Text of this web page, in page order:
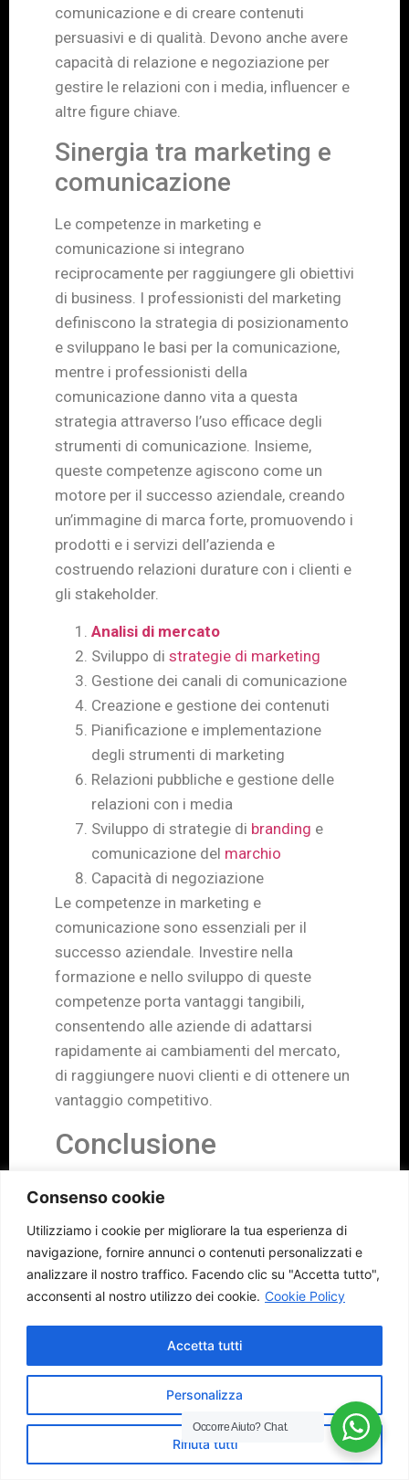
Consenso cookie
Utilizziamo i cookie per migliorare la tua esperienza di
navigazione, fornire annunci o contenuti personalizzati e
analizzare il nostro traffico. Facendo clic su "Accetta tutto",
acconsenti al nostro utilizzo dei cookie. Cookie Policy
Personalizza
Rifiuta tutti
Accetta tutti
comunicazione e di creare contenuti
persuasivi e di qualità. Devono anche avere
capacità di relazione e negoziazione per
gestire le relazioni con i media, influencer e
altre figure chiave.
Sinergia tra marketing e
comunicazione
Le competenze in marketing e
comunicazione si integrano
reciprocamente per raggiungere gli obiettivi
di business. I professionisti del marketing
definiscono la strategia di posizionamento
e sviluppano le basi per la comunicazione,
mentre i professionisti della
comunicazione danno vita a questa
strategia attraverso l’uso efficace degli
strumenti di comunicazione. Insieme,
queste competenze agiscono come un
motore per il successo aziendale, creando
un’immagine di marca forte, promuovendo i
prodotti e i servizi dell’azienda e
costruendo relazioni durature con i clienti e
gli stakeholder.
Analisi di mercato
Sviluppo di strategie di marketing
Gestione dei canali di comunicazione
Creazione e gestione dei contenuti
Pianificazione e implementazione
degli strumenti di marketing
Relazioni pubbliche e gestione delle
relazioni con i media
Sviluppo di strategie di branding e
comunicazione del marchio
Capacità di negoziazione
Le competenze in marketing e
comunicazione sono essenziali per il
successo aziendale. Investire nella
formazione e nello sviluppo di queste
competenze porta vantaggi tangibili,
consentendo alle aziende di adattarsi
rapidamente ai cambiamenti del mercato,
di raggiungere nuovi clienti e di ottenere un
vantaggio competitivo.
Conclusione
Il marketing e la comunicazione sono due
il successo aziendale. Sebbene ci sia una
differenza sostanziale tra le due, sono
sempre più integrate nell’era digitale. Il
avvicinare il produttore al cliente. Entrambe
le discipline sono fondamentali per stabilire
una relazione efficace tra l’azienda e gli
Occorre Aiuto?Chat.